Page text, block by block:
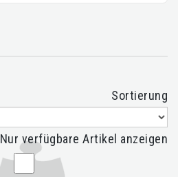
Sortierung
Nur verfügbare Artikel anzeigen